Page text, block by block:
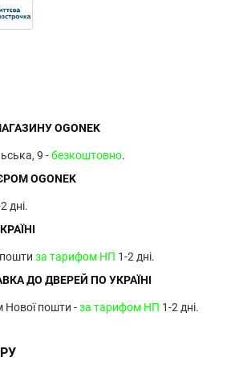
OGONEK
9 -безкоштовно.
OGONEK
дні.
пошти за тарифом НП 1-2 дні.
ДО ДВЕРЕЙ ПО УКРАЇНІ
Нової пошти -за тарифом НП 1-2 дні.